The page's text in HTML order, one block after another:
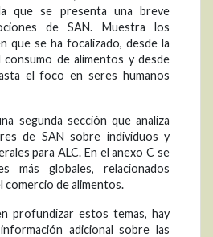
que se presenta una breve
de SAN. Muestra los
que se ha focalizado, desde la
de alimentos y desde
el foco en seres humanos
segunda sección que analiza
de SAN sobre individuos y
para ALC. En el anexo C se
más globales, relacionados
comercio de alimentos.
profundizar estos temas, hay
adicional sobre las